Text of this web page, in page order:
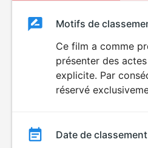
ClassementClassement
Motifs de
Ce film a comme
présenter des
explicite. Par
réservé
Date de classement